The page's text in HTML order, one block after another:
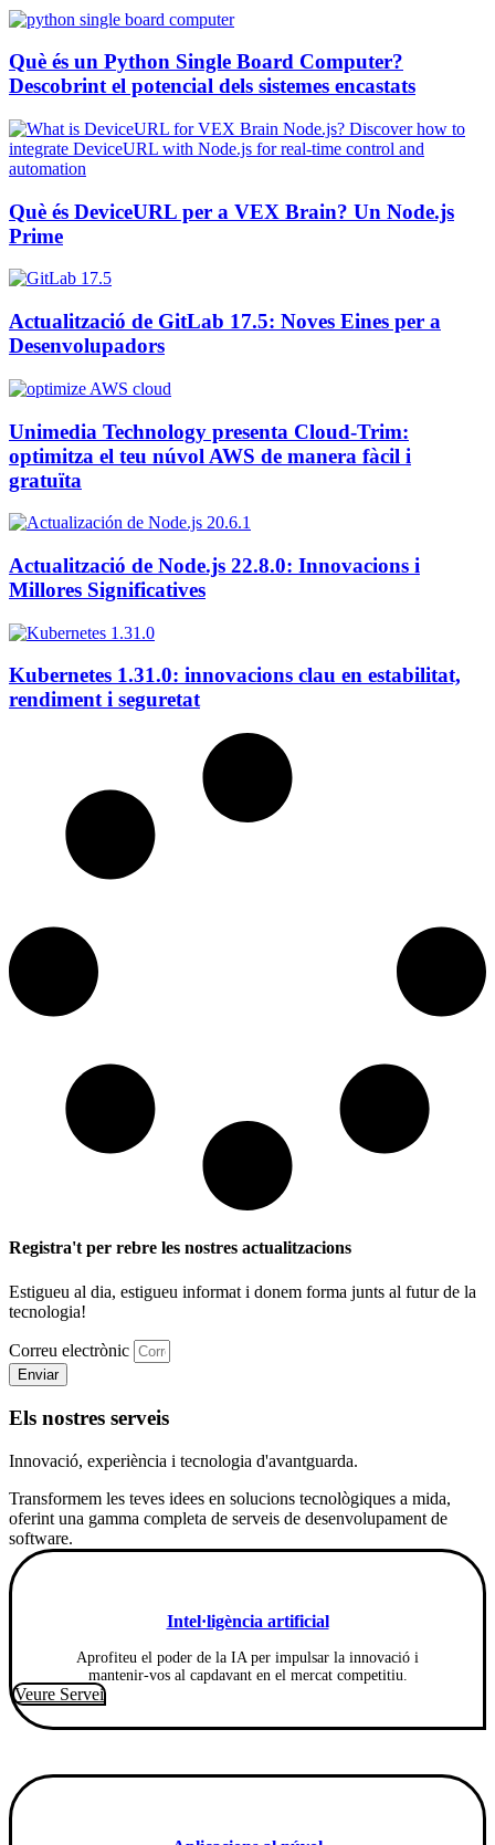
Què és un Python Single Board Computer?
Descobrint el potencial dels sistemes encastats
Què és DeviceURL per a VEX Brain? Un Node.js
Prime
Actualització de GitLab 17.5: Noves Eines per a
Desenvolupadors
Unimedia Technology presenta Cloud-Trim:
optimitza el teu núvol AWS de manera fàcil i
gratuïta
Actualització de Node.js 22.8.0: Innovacions i
Millores Significatives
Kubernetes 1.31.0: innovacions clau en estabilitat,
rendiment i seguretat
Registra't per rebre les nostres actualitzacions
Estigueu al dia, estigueu informat i donem forma junts al futur de la
tecnologia!
Correu electrònic
Enviar
Els nostres serveis
Innovació, experiència i tecnologia d'avantguarda.
Transformem les teves idees en solucions tecnològiques a mida,
oferint una gamma completa de serveis de desenvolupament de
software.
Intel·ligència artificial
Aprofiteu el poder de la IA per impulsar la innovació i
mantenir-vos al capdavant en el mercat competitiu.
Veure Servei